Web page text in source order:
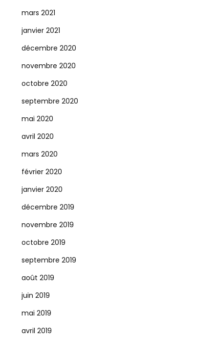
mars 2021
janvier 2021
décembre 2020
novembre 2020
octobre 2020
septembre 2020
mai 2020
avril 2020
mars 2020
février 2020
janvier 2020
décembre 2019
novembre 2019
octobre 2019
septembre 2019
août 2019
juin 2019
mai 2019
avril 2019